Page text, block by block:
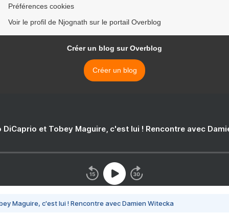
Préférences cookies
Voir le profil de Njognath sur le portail Overblog
Créer un blog sur Overblog
Créer un blog
DiCaprio et Tobey Maguire, c'est lui ! Rencontre avec
Maguire, c'est lui ! Rencontre avec Damien Witecka